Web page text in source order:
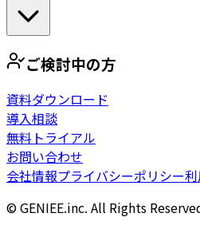
ご検討中の方
資料ダウンロード
導入相談
無料トライアル
お問い合わせ
会社情報プライバシーポリシー
© GENIEE.inc. All Rights